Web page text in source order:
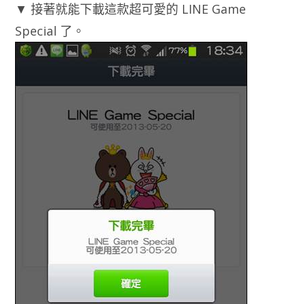
▼ 接著就能下載這款超可愛的 LINE Game
Special 了。